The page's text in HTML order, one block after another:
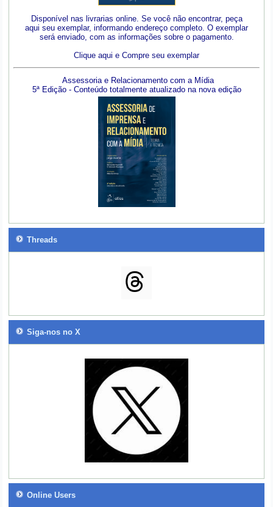
Disponível nas livrarias online. Se você não encontrar, peça
aqui seu exemplar, informando endereço completo. O exemplar
será enviado, com as informações sobre o pagamento.
Clique aqui e Compre seu exemplar
Assessoria e Relacionamento com a Mídia
5ª Edição - Conteúdo totalmente atualizado na nova edição
Threads
Siga-nos no X
Online Users